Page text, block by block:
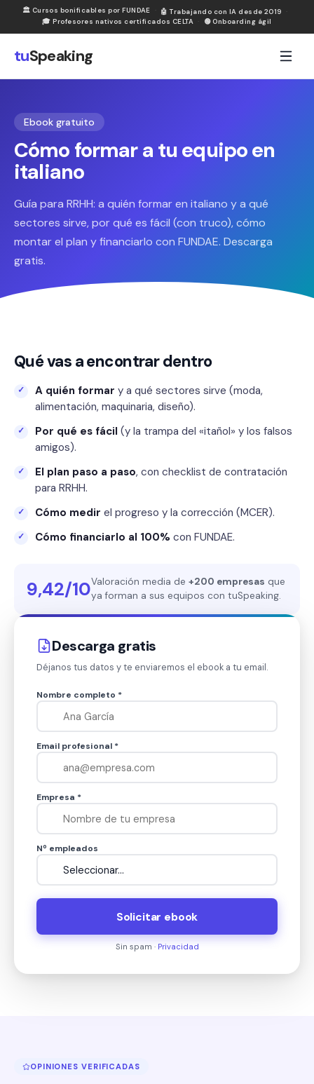
🏛 Cursos bonificables por FUNDAE 🤖 Trabajando con IA desde 2019
🎓 Profesores nativos certificados CELTA 🟢Onboarding ágil
tuSpeaking
Ebook gratuito
Cómo formar a tu equipo en
italiano
Guía para RRHH: a quién formar en italiano y a qué
sectores sirve, por qué es fácil (con truco), cómo
montar el plan y financiarlo con FUNDAE. Descarga
gratis.
Qué vas a encontrar dentro
A quién formar y a qué sectores sirve (moda,
alimentación, maquinaria, diseño).
Por qué es fácil (y la trampa del «itañol» y los falsos
amigos).
El plan paso a paso, con checklist de contratación
para RRHH.
Cómo medir el progreso y la corrección (MCER).
Cómo financiarlo al 100% con FUNDAE.
9,42/10Valoración media de +200 empresas que
ya forman a sus equipos con tuSpeaking.
Descarga gratis
Déjanos tus datos y te enviaremos el ebook a tu email.
Nombre completo *
Email profesional *
Empresa *
Nº empleados
Solicitar ebook
Sin spam · Privacidad
OPINIONES VERIFICADAS